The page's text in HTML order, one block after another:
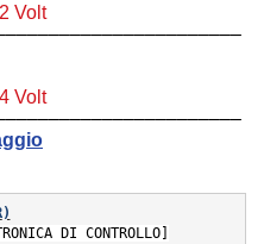
Volt
Volt
)
DI CONTROLLO]